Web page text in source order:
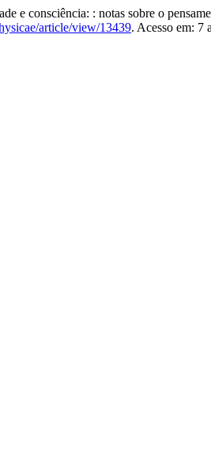
e consciência: : notas sobre o
article/view/13439. Acesso em: 7